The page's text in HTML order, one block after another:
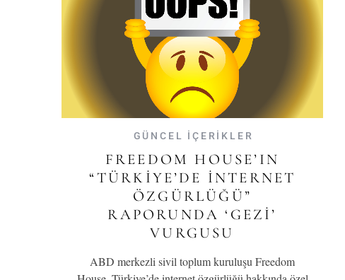
GÜNCEL İÇERİKLER
FREEDOM HOUSE’IN
“TÜRKIYE’DE INTERNET
ÖZGÜRLÜĞÜ”
RAPORUNDA ‘GEZI’
VURGUSU
ABD merkezli sivil toplum kuruluşu Freedom